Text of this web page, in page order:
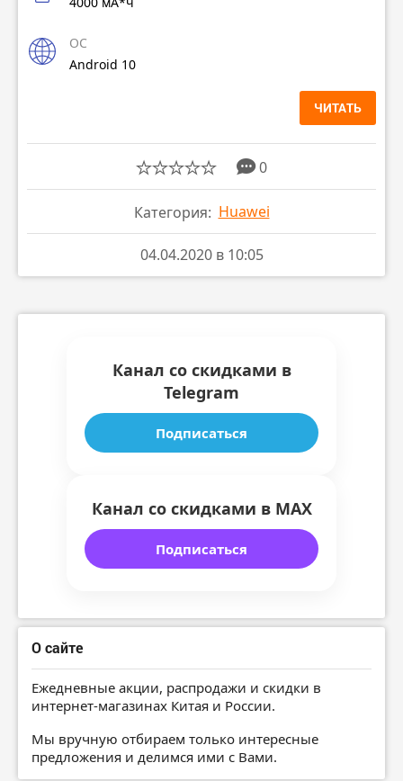
ОС
Android 10
ЧИТАТЬ
0
Категория: Huawei
04.04.2020 в 10:05
Канал со скидками в
Telegram
Подписаться
Канал со скидками в MAX
Подписаться
О сайте
Ежедневные акции, распродажи и скидки в
интернет-магазинах Китая и России.
Мы вручную отбираем только интересные
предложения и делимся ими с Вами.